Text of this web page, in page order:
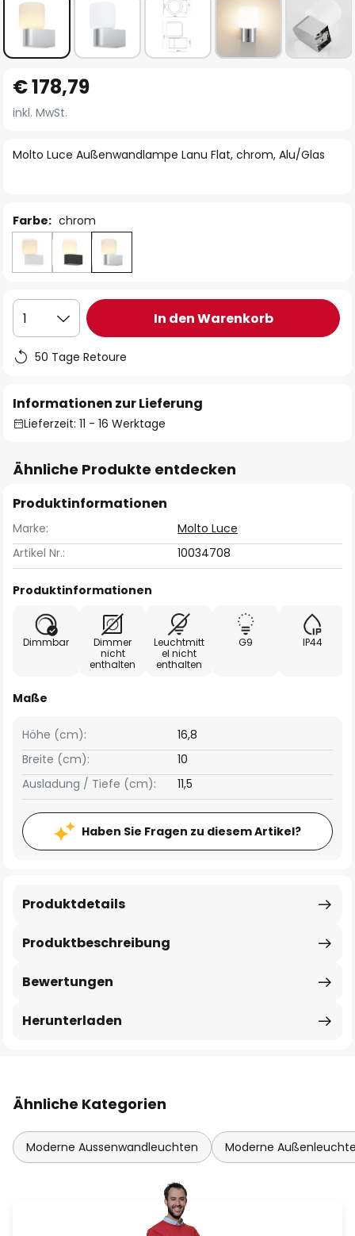
Anfang
der
springen
Molto Luce Außenwandlampe Lanu Flat, chrom, Alu/Glas
€ 178,79
inkl. MwSt.
Farbe: chrom
1 In den Warenkorb
50 Tage Retoure
Informationen zur Lieferung
Lieferzeit: 11 - 16 Werktage
Ähnliche Produkte entdecken
Produktinformationen
Marke:
Molto Luce
Artikel Nr.:
10034708
Produktinformationen
Dimmbar
Dimmer
nicht
enthalten
Leuchtmitt
el nicht
enthalten
G9 IP44
Maße
Breite (cm): 10
Höhe (cm): 16,8
Ausladung / Tiefe (cm): 11,5
Haben Sie Fragen zu diesem Artikel?
Produktbeschreibung
Produktdetails
Bewertungen
Herunterladen
Ähnliche Kategorien
Moderne Aussenwandleuchten Moderne